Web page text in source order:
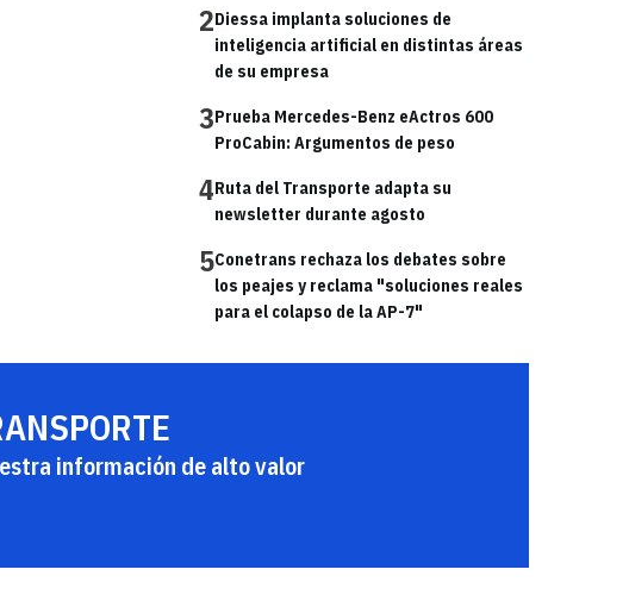
2Diessa implanta soluciones de
inteligencia artificial en distintas áreas
de su empresa
3Prueba Mercedes-Benz eActros 600
ProCabin: Argumentos de peso
4Ruta del Transporte adapta su
newsletter durante agosto
5Conetrans rechaza los debates sobre
los peajes y reclama "soluciones reales
para el colapso de la AP-7"
información de alto valor